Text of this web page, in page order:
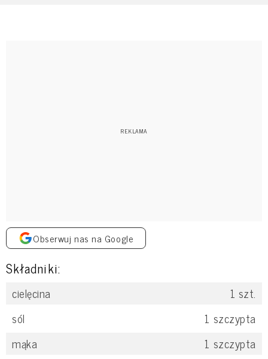
Obserwuj nas na Google
Składniki:
cielęcina 1 szt.
sól
1 szczypta
mąka
1 szczypta